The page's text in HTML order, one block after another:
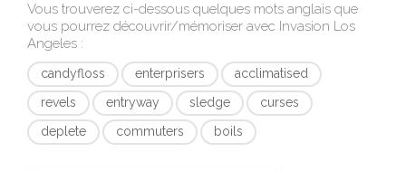
Vous trouverez ci-dessous quelques mots anglais que
vous pourrez découvrir/mémoriser avec Invasion Los
Angeles :
candyfloss enterprisers
acclimatised
revels
entryway sledge
curses
deplete
commuters boils